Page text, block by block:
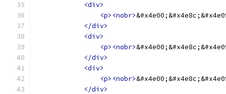
<div>
<p><nobr>
</div>
<div>
<p><nobr>
</div>
<div>
<p><nobr>
</div>